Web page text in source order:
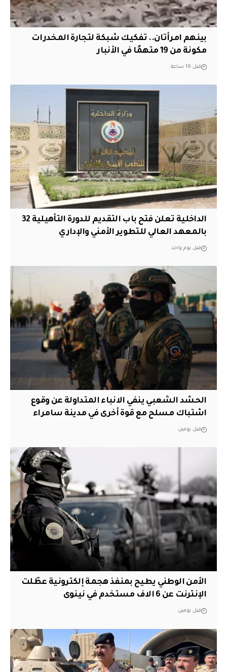
بينهم امرأتان.. تفكيك شبكة لتجارة المخدرات
مكونة من 19 متهمًا في الأنبار
قبل 19 ساعة
الداخلية تعلن فتح باب التقديم للدورة التأهيلية 32
بالمعهد العالي للتطوير الأمني والإداري
قبل يوم واحد
الحشد الشعبي ينفي الانباء المتداولة عن وقوع
اشتباك مسلح مع قوة أخرى في مدينة سامراء
قبل يومين
الأمن الوطني يطيح بمنفذ هجمة إلكترونية عطّلت
الإنترنت عن 6 الاف مستخدم في نينوى
قبل يومين